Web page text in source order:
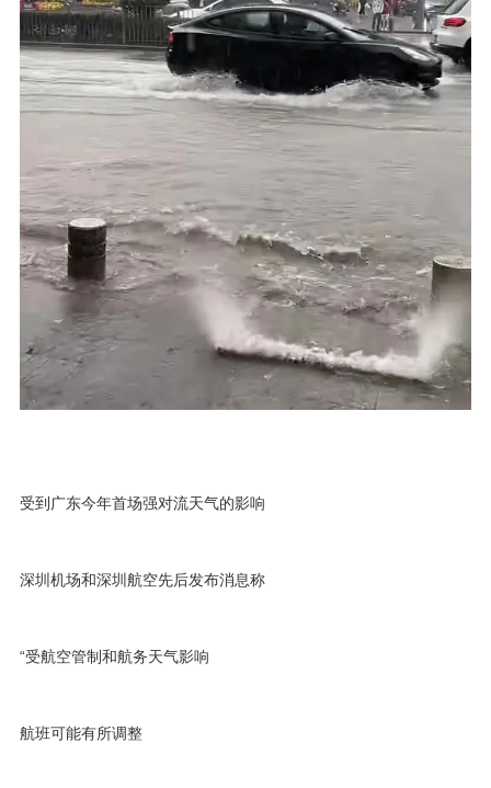
受到广东今年首场强对流天气的影响
深圳机场和深圳航空先后发布消息称
“受航空管制和航务天气影响
航班可能有所调整